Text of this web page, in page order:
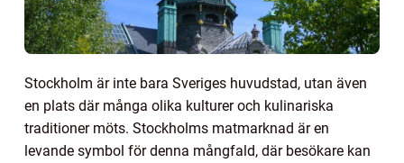
Stockholm är inte bara Sveriges huvudstad, utan även
en plats där många olika kulturer och kulinariska
traditioner möts. Stockholms matmarknad är en
levande symbol för denna mångfald, där besökare kan